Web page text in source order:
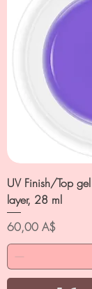
UV Finish/Top
layer, 28 ml
Цена
60,00 A$